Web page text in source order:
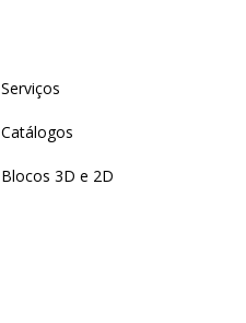
Serviços
Catálogos
Blocos 3D e 2D